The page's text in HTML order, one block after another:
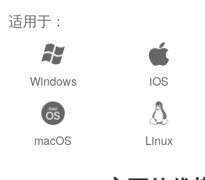
适用于：
Windows iOS
macOS Linux